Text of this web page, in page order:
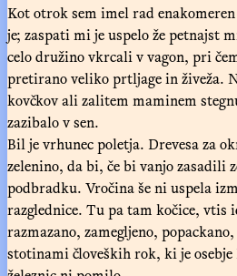
Kot otrok sem imel rad
je; zaspati mi je uspelo že petnajst
celo družino vkrcali v vagon, pri
pretirano veliko prtljage in živeža.
kovčkov ali zalitem maminem
zazibalo v sen.
Bil je vrhunec poletja. Drevesa za
zelenino, da bi, če bi vanjo zasadili
podbradku. Vročina še ni uspela
razglednice. Tu pa tam kočice, vtis
razmazano, zamegljeno,
stotinami človeških rok, ki je